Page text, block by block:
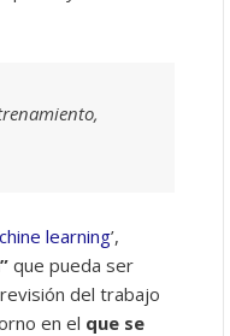
learning’,
que pueda ser
del trabajo
en el que se